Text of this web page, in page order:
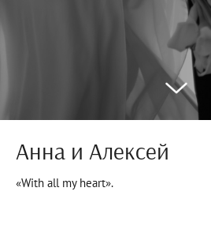
Анна и Алексей
«With all my heart».